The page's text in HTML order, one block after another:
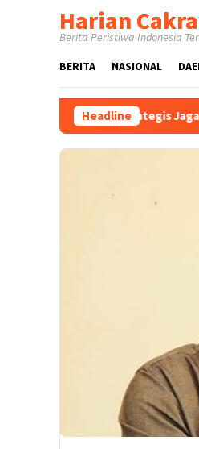
Harian
Berita Peristiwa Indonesia
BERITA NASIONAL
Headline
Jaga Daya Beli, Warga